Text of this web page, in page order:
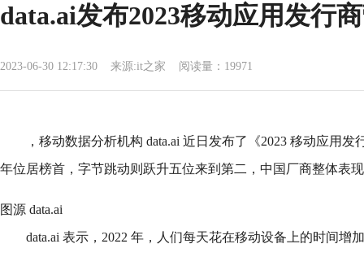
data.ai发布2023移动应用发行
2023-06-30 12:17:30 来源:it之家 阅读量：19971
，移动数据分析机构 data.ai 近日发布了《2023 移动应用
年位居榜首，字节跳动则跃升五位来到第二，中国厂商整体表
图源 data.ai
data.ai 表示，2022 年，人们每天花在移动设备上的时间增